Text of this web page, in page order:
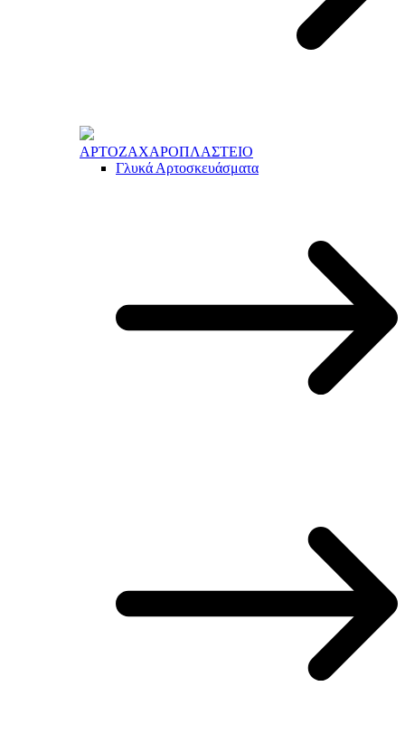
ΑΡΤΟΖΑΧΑΡΟΠΛΑΣΤΕΙΟ
Γλυκά Αρτοσκευάσματα